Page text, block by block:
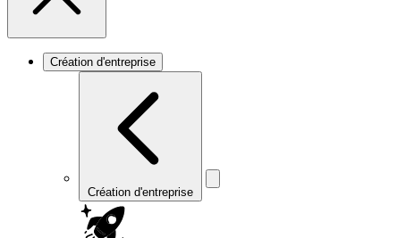
Création d'entreprise
Création d'entreprise